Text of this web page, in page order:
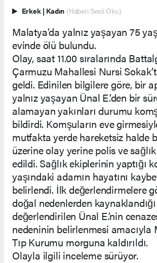
Erkek | Kadın (Haberi Sesli Oku)
Malatya’da yalnız yaşayan 75
evinde ölü bulundu.
Olay, saat 11.00 sıralarında
Çarmuzu Mahallesi Nursi
geldi. Edinilen bilgilere göre, bir
yalnız yaşayan Ünal E.’den bir
alamayan yakınları durumu
bildirdi. Komşuların eve
mutfakta yerde hareketsiz halde
üzerine olay yerine polis ve
edildi. Sağlık ekiplerinin yaptığı
yaşındaki adamın hayatını
belirlendi. İlk değerlendirmelere
doğal nedenlerden kaynaklandığı
değerlendirilen Ünal E.’nin
nedeninin belirlenmesi amacıyla
Tıp Kurumu morguna kaldırıldı.
Olayla ilgili inceleme sürüyor.